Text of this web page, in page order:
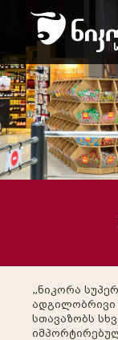
„ნიკორა
ადგილობრივი
სთავაზობს